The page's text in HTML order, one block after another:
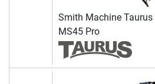
Smith Machine Taurus
MS45 Pro